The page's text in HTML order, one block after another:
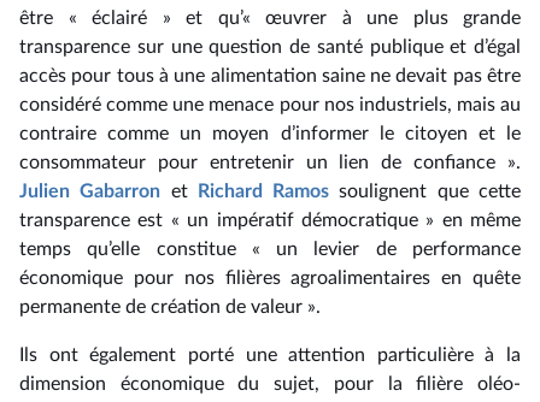
être « éclairé » et qu’« œuvrer à une plus grande
transparence sur une question de santé publique et d’égal
accès pour tous à une alimentation saine ne devait pas être
considéré comme une menace pour nos industriels, mais au
contraire comme un moyen d’informer le citoyen et le
consommateur pour entretenir un lien de confiance ».
Julien Gabarron et Richard Ramos soulignent que cette
transparence est « un impératif démocratique » en même
temps qu’elle constitue « un levier de performance
économique pour nos filières agroalimentaires en quête
permanente de création de valeur ».
Ils ont également porté une attention particulière à la
dimension économique du sujet, pour la filière oléo-